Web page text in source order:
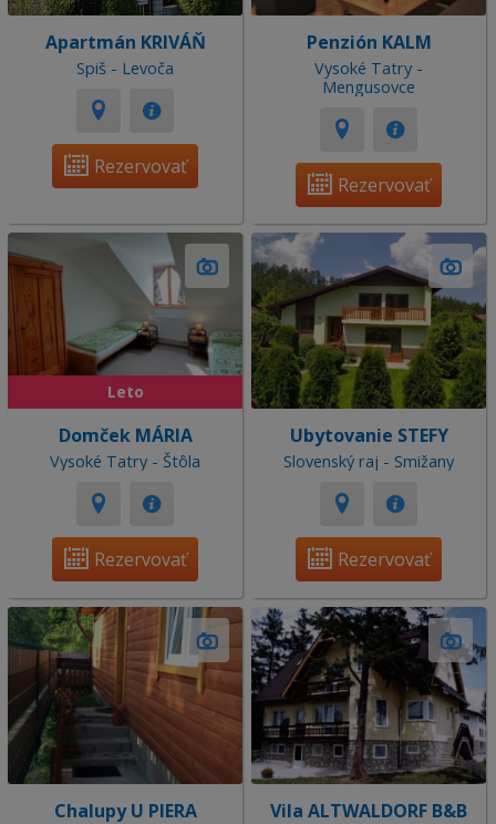
Apartmán KRIVÁŇ
Spiš - Levoča
Rezervovať
Penzión KALM
Vysoké Tatry -
Mengusovce
Rezervovať
Leto
Domček MÁRIA
Vysoké Tatry - Štôla
Rezervovať
Ubytovanie STEFY
Slovenský raj - Smižany
Rezervovať
Chalupy U PIERA Vila ALTWALDORF B&B